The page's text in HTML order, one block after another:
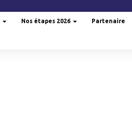
Nos étapes 2026 Partenaire